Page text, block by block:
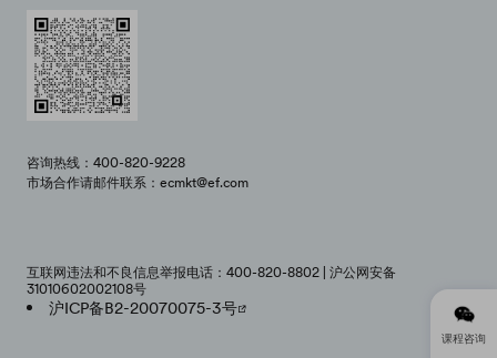
咨询热线：400-820-9228
市场合作请邮件联系：ecmkt@ef.com
互联网违法和不良信息举报电话：400-820-8802 | 沪公网安备
31010602002108号
沪ICP备B2-20070075-3号
课程咨询